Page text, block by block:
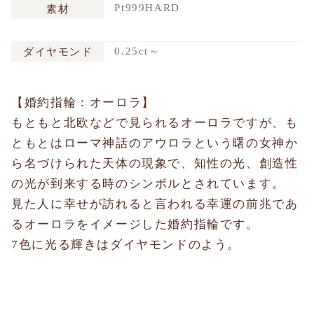
素材 Pt999HARD
ダイヤモンド 0.25ct～
【婚約指輪：オーロラ】
もともと北欧などで見られるオーロラですが、も
ともとはローマ神話のアウロラという曙の女神か
ら名づけられた天体の現象で、知性の光、創造性
の光が到来する時のシンボルとされています。
見た人に幸せが訪れると言われる幸運の前兆であ
るオーロラをイメージした婚約指輪です。
7色に光る輝きはダイヤモンドのよう。